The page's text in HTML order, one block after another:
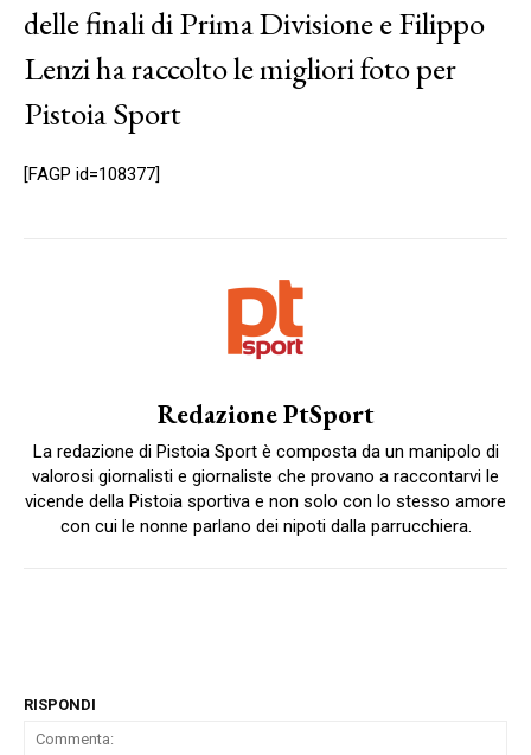
delle finali di Prima Divisione e Filippo
Lenzi ha raccolto le migliori foto per
Pistoia Sport
[FAGP id=108377]
Redazione PtSport
La redazione di Pistoia Sport è composta da un manipolo di
valorosi giornalisti e giornaliste che provano a raccontarvi le
vicende della Pistoia sportiva e non solo con lo stesso amore
con cui le nonne parlano dei nipoti dalla parrucchiera.
RISPONDI